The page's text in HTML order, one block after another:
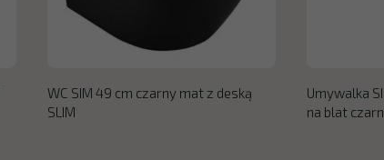
WC SIM 49 cm czarny mat z deską
SLIM
Umywalka
na blat